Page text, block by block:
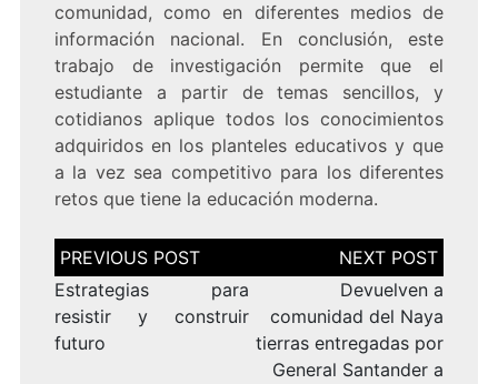
comunidad, como en diferentes medios de
información nacional. En conclusión, este
trabajo de investigación permite que el
estudiante a partir de temas sencillos, y
cotidianos aplique todos los conocimientos
adquiridos en los planteles educativos y que
a la vez sea competitivo para los diferentes
retos que tiene la educación moderna.
Navegación
de
entradas
Estrategias para
resistir y construir
futuro
Devuelven a
comunidad del Naya
tierras entregadas por
General Santander a